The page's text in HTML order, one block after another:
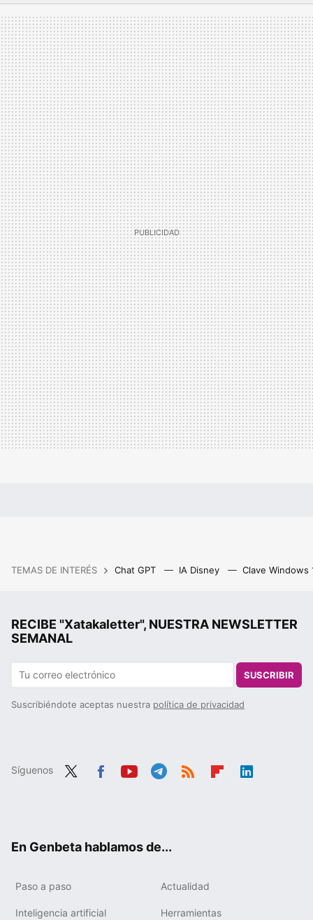
FACEBOOK
TWITTERFLIPBOARD
E-
MAIL
WHATSAPP
TEMAS DE INTERÉS Chat GPT IA Disney Clave Windows
RECIBE "Xatakaletter", NUESTRA NEWSLETTER
SEMANAL
SUSCRIBIR
Suscribiéndote aceptas nuestra política de privacidad
Síguenos
En Genbeta hablamos de...
Paso a paso Actualidad
Inteligencia artificial Herramientas